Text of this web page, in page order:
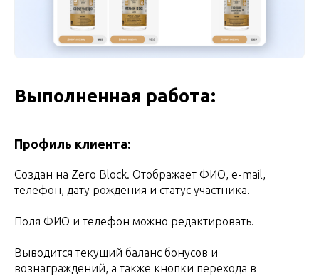
Выполненная работа:
Профиль клиента:
Создан на Zero Block. Отображает ФИО, e-mail,
телефон, дату рождения и статус участника.
Поля ФИО и телефон можно редактировать.
Выводится текущий баланс бонусов и
вознаграждений, а также кнопки перехода в